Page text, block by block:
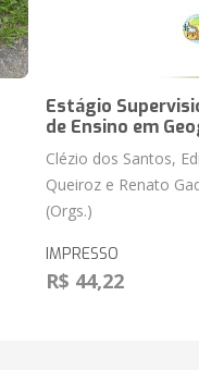
Estágio
de Ensino em
Clézio dos Santos,
Queiroz e Renato
(Orgs.)
IMPRESSO
R$ 44,22